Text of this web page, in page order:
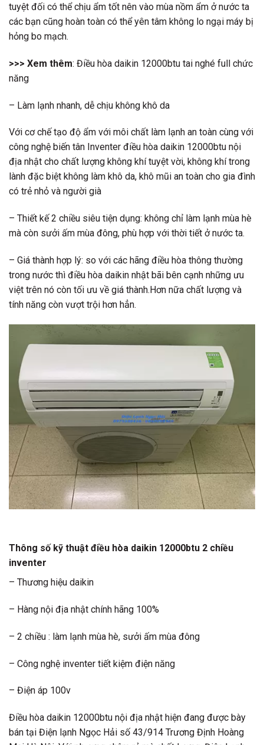
tuyệt đối có thể chịu ẩm tốt nên vào mùa nồm ẩm ở nước ta
các bạn cũng hoàn toàn có thể yên tâm không lo ngại máy bị
hỏng bo mạch.
>>> Xem thêm: Điều hòa daikin 12000btu tai nghé full chức
năng
– Làm lạnh nhanh, dễ chịu không khô da
Với cơ chế tạo độ ẩm với môi chất làm lạnh an toàn cùng với
công nghệ biến tân Inventer điều hòa daikin 12000btu nội
địa nhật cho chất lượng không khí tuyệt vời, không khí trong
lành đặc biệt không làm khô da, khô mũi an toàn cho gia đình
có trẻ nhỏ và người già
– Thiết kế 2 chiều siêu tiện dụng: không chỉ làm lạnh mùa hè
mà còn sưởi ấm mùa đông, phù hợp với thời tiết ở nước ta.
– Giá thành hợp lý: so với các hãng điều hòa thông thường
trong nước thì điều hòa daikin nhật bãi bên cạnh những ưu
việt trên nó còn tối ưu về giá thành.Hơn nữa chất lượng và
tính năng còn vượt trội hơn hẳn.
Thông số kỹ thuật điều hòa daikin 12000btu 2 chiều
inventer
– Thương hiệu daikin
– Hàng nội địa nhật chính hãng 100%
– 2 chiều : làm lạnh mùa hè, sưởi ấm mùa đông
– Công nghệ inventer tiết kiệm điện năng
– Điện áp 100v
Điều hòa daikin 12000btu nội địa nhật hiện đang được bày
bán tại Điện lạnh Ngọc Hải số 43/914 Trương Định Hoàng